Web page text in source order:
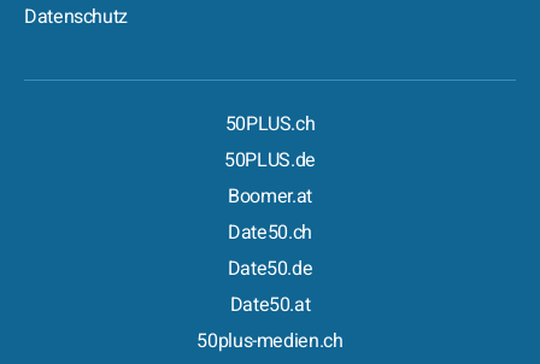
Datenschutz
50PLUS.ch
50PLUS.de
Boomer.at
Date50.ch
Date50.de
Date50.at
50plus-medien.ch